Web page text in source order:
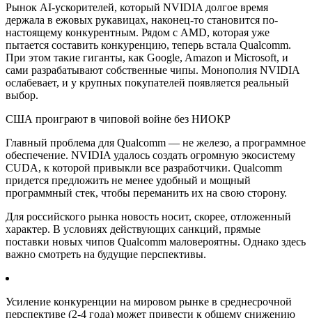
Рынок AI-ускорителей, который NVIDIA долгое время
держала в ежовых рукавицах, наконец-то становится по-
настоящему конкурентным. Рядом с AMD, которая уже
пытается составить конкуренцию, теперь встала Qualcomm.
При этом такие гиганты, как Google, Amazon и Microsoft, и
сами разрабатывают собственные чипы. Монополия NVIDIA
ослабевает, и у крупных покупателей появляется реальный
выбор.
США проиграют в чиповой войне без НИОКР
Главный проблема для Qualcomm — не железо, а программное
обеспечение. NVIDIA удалось создать огромную экосистему
CUDA, к которой привыкли все разработчики. Qualcomm
придется предложить не менее удобный и мощный
программный стек, чтобы переманить их на свою сторону.
Для российского рынка новость носит, скорее, отложенный
характер. В условиях действующих санкций, прямые
поставки новых чипов Qualcomm маловероятны. Однако здесь
важно смотреть на будущие перспективы.
Усиление конкуренции на мировом рынке в среднесрочной
перспективе (2-4 года) может привести к общему снижению